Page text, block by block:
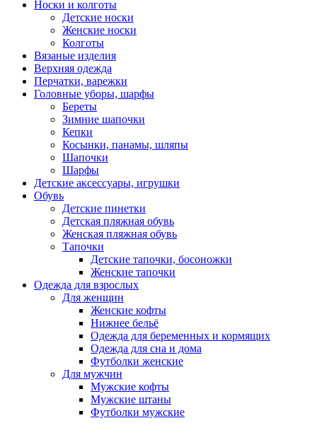
Носки и колготы
Детские носки
Женские носки
Колготы
Вязаные изделия
Верхняя одежда
Перчатки, варежки
Головные уборы, шарфы
Береты
Зимние шапочки
Кепки
Косынки, панамы, шляпы
Шапочки
Шарфы
Детские аксессуары, игрушки
Обувь
Детские пинетки
Детская пляжная обувь
Женская пляжная обувь
Тапочки
Детские тапочки, босоножки
Женские тапочки
Одежда для взрослых
Для женщин
Женские кофты
Нижнее бельё
Одежда для беременных и кормящих
Одежда для сна и дома
Футболки женские
Для мужчин
Мужские кофты
Мужские штаны
Футболки мужские